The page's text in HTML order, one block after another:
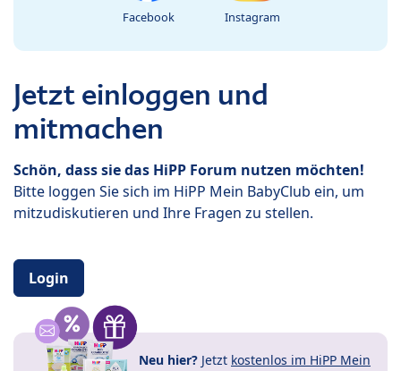
Facebook Instagram
Jetzt einloggen und
mitmachen
Schön, dass sie das HiPP Forum nutzen möchten!
Bitte loggen Sie sich im HiPP Mein BabyClub ein, um
mitzudiskutieren und Ihre Fragen zu stellen.
Login
Neu hier? Jetzt kostenlos im HiPP Mein